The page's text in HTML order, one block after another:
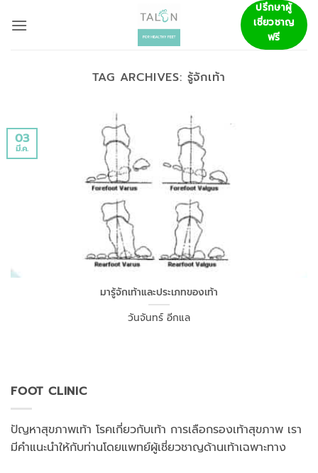
ปรึกษาผู้
เชี่ยวชาญ
ฟรี
TAG ARCHIVES: รู้จักเท้า
มารู้จักเท้าและประเภทของเท้า
วันจันทร์ อีกแล
03
มี.ค.
FOOT CLINIC
ปัญหาสุขภาพเท้า โรคเกี่ยวกับเท้า การเลือกรองเท้าสุขภาพ เรา
มีคำแนะนำให้กับท่านโดยแพทย์ผู้เชี่ยวชาญด้านเท้าเฉพาะทาง